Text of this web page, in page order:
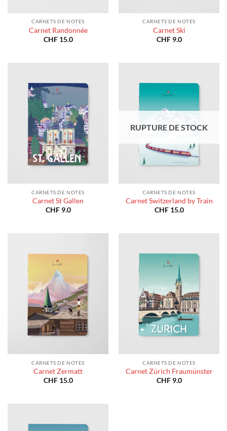
CARNETS DE NOTES
Carnet Randonnée
CHF15.0
CARNETS DE NOTES
Carnet Ski
CHF9.0
CARNETS DE NOTES
Carnet St Gallen
CHF9.0
RUPTURE DE STOCK
CARNETS DE NOTES
Carnet Switzerland by Train
CHF15.0
CARNETS DE NOTES
Carnet Zermatt
CHF15.0
CARNETS DE NOTES
Carnet Zürich Fraumünster
CHF9.0